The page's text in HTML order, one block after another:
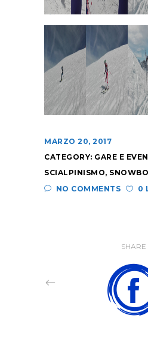
MARZO 20, 2017
CATEGORY: GARE E
SCIALPINISMO,
NO COMMENTS
0
SHARE